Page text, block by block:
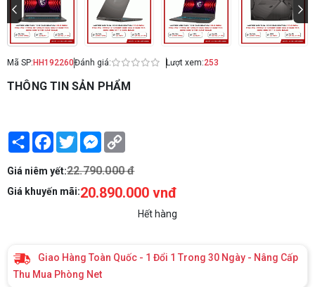
Mã SP: HH192260Đánh giá: Lượt xem:253
THÔNG TIN SẢN PHẨM
Share Facebook
TwitterMessenger
Giá niêm yết:22.790.000 đ
Giá khuyến mãi:20.890.000 vnđ
Hết hàng
Giao Hàng Toàn Quốc - 1 Đổi 1 Trong 30 Ngày - Nâng Cấp
Thu Mua Phòng Net